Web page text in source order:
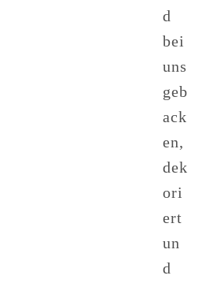
d
bei
uns
geb
ack
en,
dek
ori
ert
un
d